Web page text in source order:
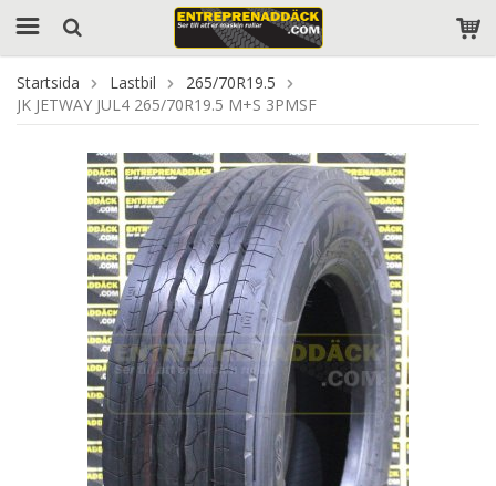
Startsida Lastbil
265/70R19.5
JK JETWAY JUL4 265/70R19.5 M+S 3PMSF